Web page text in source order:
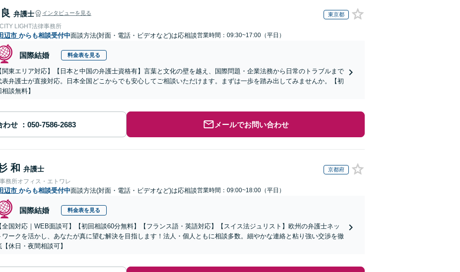
弁護士 インタビューを見る 東京都
LIGHT法律事務所
辺市 からも相談受付中面談方法(対面・電話・ビデオなど)は応相談営業時間：09:30~17:00（平日）
国際結婚 料金表を見る
関東エリア対応】【日本と中国の弁護士資格有】言葉と文化の壁を越え、国際問題・企業法務から日常のトラブルまで
表弁護士が直接対応。日本全国どこからでも安心してご相談いただけます。まずは一歩を踏み出してみませんか。【初
相談無料】
わせ メールでお問い合わせ
和 弁護士 京都府
務所オフィス・エトワレ
辺市 からも相談受付中面談方法(対面・電話・ビデオなど)は応相談営業時間：09:00~18:00（平日）
国際結婚 料金表を見る
全国対応｜WEB面談可】【初回相談60分無料】【フランス語・英語対応】【スイス法ジュリスト】欧州の弁護士ネッ
ワークを活かし、あなたが真に望む解決を目指します！法人・個人ともに相談多数。細やかな連絡と粘り強い交渉を徹
【休日・夜間相談可】